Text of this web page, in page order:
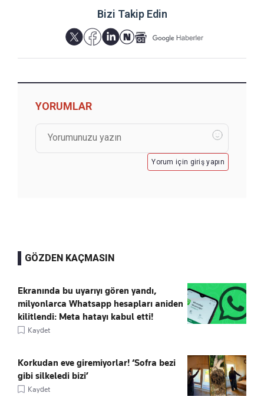
Bizi Takip Edin
YORUMLAR
Yorum için giriş yapın
GÖZDEN KAÇMASIN
Ekranında bu uyarıyı gören yandı,
milyonlarca Whatsapp hesapları aniden
kilitlendi: Meta hatayı kabul etti!
Kaydet
Korkudan eve giremiyorlar! ‘Sofra bezi
gibi silkeledi bizi’
Kaydet